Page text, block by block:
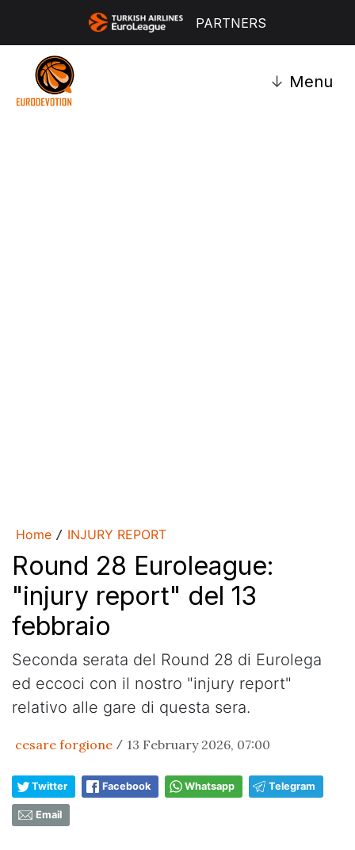
PARTNERS
↓ Menu
Home / INJURY REPORT
Round 28 Euroleague:
"injury report" del 13
febbraio
Seconda serata del Round 28 di Eurolega
ed eccoci con il nostro "injury report"
relativo alle gare di questa sera.
cesare forgione / 13 February 2026, 07:00
Twitter Facebook Whatsapp Telegram
Email